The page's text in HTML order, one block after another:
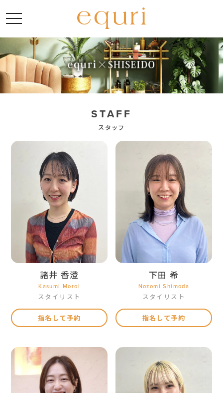
toggle navigation
STAFF
スタッフ
諸井 香澄
Kasumi Moroi
スタイリスト
指名して予約
下田 希
Nozomi Shimoda
スタイリスト
指名して予約